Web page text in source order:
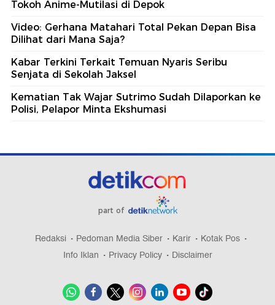
Tokoh Anime-Mutilasi di Depok
Video: Gerhana Matahari Total Pekan Depan Bisa
Dilihat dari Mana Saja?
Kabar Terkini Terkait Temuan Nyaris Seribu
Senjata di Sekolah Jaksel
Kematian Tak Wajar Sutrimo Sudah Dilaporkan ke
Polisi, Pelapor Minta Ekshumasi
part of
Redaksi Pedoman Media Siber Karir
Kotak Pos
Info Iklan
Privacy Policy Disclaimer